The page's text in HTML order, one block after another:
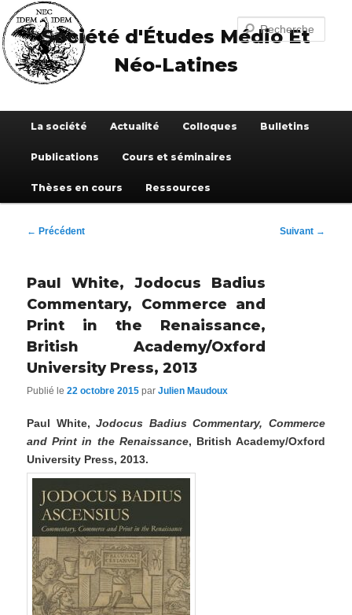
Aller
au
contenu
principal Société d'Études Médio Et
Néo-Latines
Recherche
principalLa société Actualité Colloques Bulletins
Publications Cours et séminaires
Thèses en cours Ressources
Navigation
← Précédent Suivant →
Paul White, Jodocus Badius
Commentary, Commerce and
Print in the Renaissance,
British Academy/Oxford
University Press, 2013
Publié le22 octobre 2015 parJulien Maudoux
Paul White,Jodocus Badius Commentary, Commerce
and Print in the Renaissance, British Academy/Oxford
University Press, 2013.